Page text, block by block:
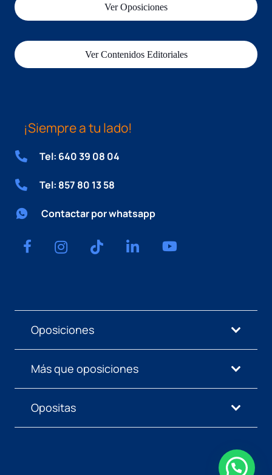
Ver Oposiciones
Ver Contenidos Editoriales
¡Siempre a tu lado!
Tel: 640 39 08 04
Tel: 857 80 13 58
Contactar por whatsapp
Oposiciones
Más que oposiciones
Opositas